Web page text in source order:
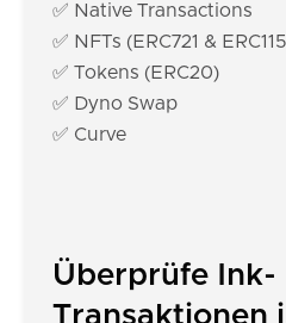
✅ Native Transactions
✅ NFTs (ERC721 &
✅ Tokens (ERC20)
✅ Dyno Swap
✅ Curve
Überprüfe Ink-
Transaktionen